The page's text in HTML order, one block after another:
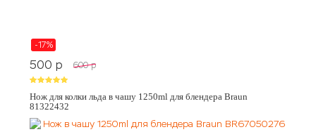
-17%
500 p 600 p
Нож для колки льда в чашу 1250ml для блендера Braun
81322432